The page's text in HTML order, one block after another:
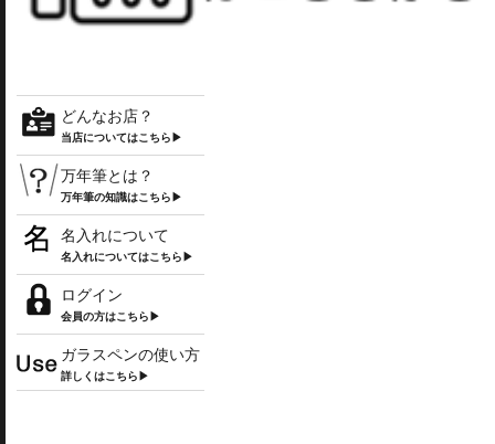
どんなお店？
当店についてはこちら▶
万年筆とは？
万年筆の知識はこちら▶
名入れについて
名入れについてはこちら▶
ログイン
会員の方はこちら▶
ガラスペンの使い方
詳しくはこちら▶